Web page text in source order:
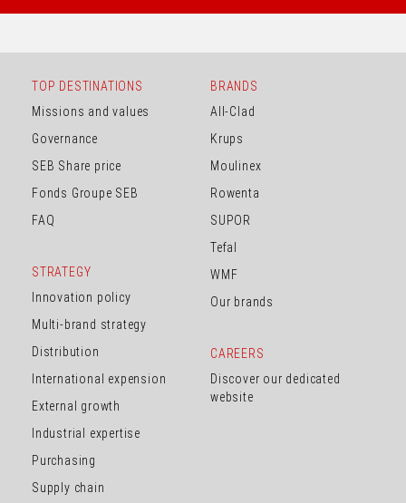
TOP DESTINATIONS
Missions and values
Governance
SEB Share price
Fonds Groupe SEB
FAQ
STRATEGY
Innovation policy
Multi-brand strategy
Distribution
International expension
External growth
Industrial expertise
Purchasing
Supply chain
BRANDS
All-Clad
Krups
Moulinex
Rowenta
SUPOR
Tefal
WMF
Our brands
CAREERS
Discover our dedicated
website